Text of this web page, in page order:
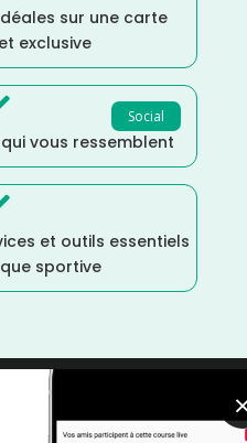
sur une carte
exclusive
Social
vous ressemblent
et outils essentiels
sportive
courses